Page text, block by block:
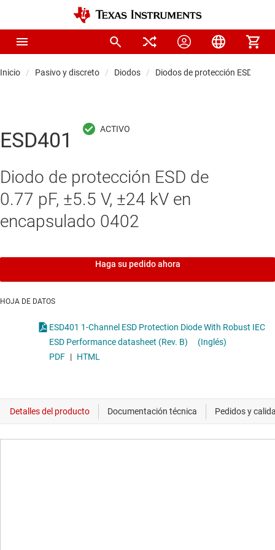
Inicio Pasivo y discreto Diodos Diodos de protección ESD
ESD401
Diodo de protección ESD de
0.77 pF, ±5.5 V, ±24 kV en
encapsulado 0402
Haga su pedido ahora
HOJA DE DATOS
ESD401 1-Channel ESD Protection Diode With Robust IEC
ESD Performance datasheet (Rev. B)
(Inglés)
PDF | HTML